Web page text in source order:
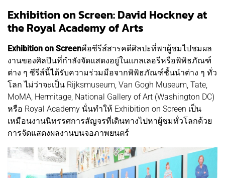
Exhibition on Screen: David Hockney at
the Royal Academy of Arts
Exhibition on Screenคือซีรีส์สารคดีศิลปะที่พาผู้ชมไปชมผล
งานของศิลปินที่กำลังจัดแสดงอยู่ในแกลเลอรีหรือพิพิธภัณฑ์
ต่าง ๆ ซีรีส์นี้ได้รับความร่วมมือจากพิพิธภัณฑ์ชั้นนำต่าง ๆ ทั่ว
โลก ไม่ว่าจะเป็น Rijksmuseum, Van Gogh Museum, Tate,
MoMA, Hermitage, National Gallery of Art (Washington DC)
หรือ Royal Academy นั่นทำให้ Exhibition on Screen เป็น
เหมือนงานนิทรรศการสัญจรที่เดินทางไปหาผู้ชมทั่วโลกด้วย
การจัดแสดงผลงานบนจอภาพยนตร์